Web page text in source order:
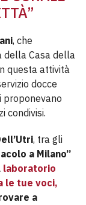
, che
della Casa della
questa attività
docce
proponevano
condivisi.
, tra gli
a Milano”
laboratorio
le tue voci,
a